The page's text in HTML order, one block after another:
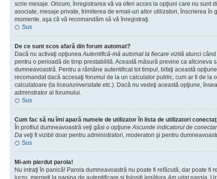
scrie mesaje. Oricum, înregistrarea vă va oferi acces la opţiuni care nu sunt
asociate, mesaje private, trimiterea de email-uri altor utilizatori, înscrierea în
momente, aşa că vă recomandăm să vă înregistraţi.
Sus
De ce sunt scos afară din forum automat?
Dacă nu activaţi opţiuneaAutentifică-mă automat la fiecare vizită atunci
pentru o perioadă de timp prestabilită. Această măsură previne ca altcineva
dumneavoastră. Pentru a rămâne autentificat tot timpul, bifaţi această
recomandat dacă accesaţi forumul de la un calculator public, cum ar fi de la
calculatoare (la liceu/universitate etc.). Dacă nu vedeţi această opţiune,
adminstrator al forumului.
Sus
Cum fac să nu îmi apară numele de utilizator în lista de utilizatori
În profilul dumneavoastră veţi găsi o opţiuneAscunde indicatorul de
Da veţi fi vizibil doar pentru administratori, moderatori şi pentru
Sus
Mi-am pierdut parola!
Nu intraţi în panică! Parola dumneavoastră nu poate fi refăcută, dar poate fi
lucru, mergeţi la pagina de autentificare şi folosiţi legăturaAm uitat parola.